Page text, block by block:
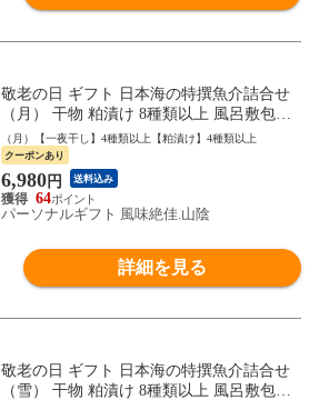
敬老の日 ギフト 日本海の特撰魚介詰合せ
（月） 干物 粕漬け 8種類以上 風呂敷包み
ギフト 送料無料（北海道・沖縄を除く）
（月）【一夜干し】4種類以上【粕漬け】4種類以上
クーポンあり
6,980円 送料込み
64
パーソナルギフト 風味絶佳.山陰
詳細を見る
敬老の日 ギフト 日本海の特撰魚介詰合せ
（雪） 干物 粕漬け 8種類以上 風呂敷包み